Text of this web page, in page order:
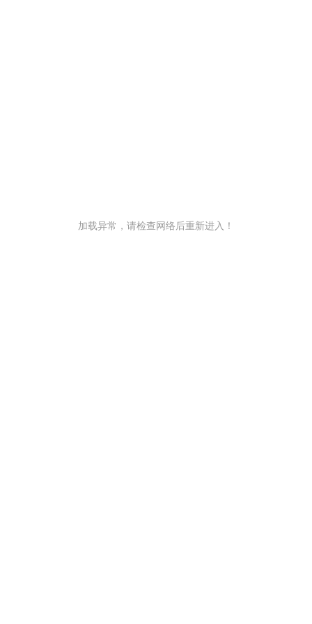
加载异常，请检查网络后重新进入！